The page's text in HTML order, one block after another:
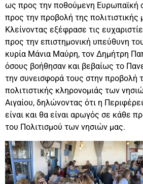
ως προς την ποθούμενη Ευρωπαϊκή
προς την προβολή της πολιτιστικής
Κλείνοντας εξέφρασε τις
προς την επιστημονική υπεύθυνη
κυρία Μάνια Μαύρη, τον Δημήτρη
όσους βοήθησαν και βεβαίως το
την συνεισφορά τους στην προβολή
πολιτιστικής κληρονομιάς των
Αιγαίου, δηλώνοντας ότι η
είναι και θα είναι αρωγός σε κάθε
του Πολιτισμού των νησιών μας.